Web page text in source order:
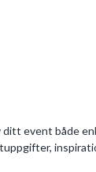
event både